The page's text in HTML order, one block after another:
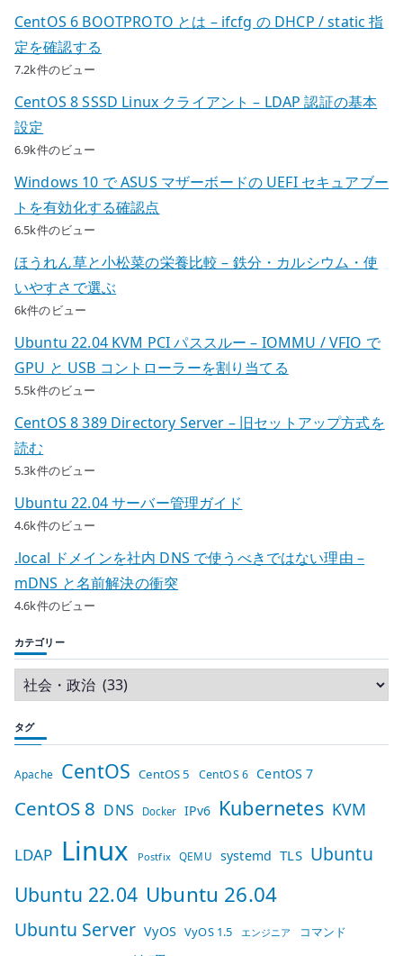
CentOS 6 BOOTPROTO とは – ifcfg の DHCP / static 指
定を確認する
7.2k件のビュー
CentOS 8 SSSD Linux クライアント – LDAP 認証の基本
設定
6.9k件のビュー
Windows 10 で ASUS マザーボードの UEFI セキュアブー
トを有効化する確認点
6.5k件のビュー
ほうれん草と小松菜の栄養比較 – 鉄分・カルシウム・使
いやすさで選ぶ
6k件のビュー
Ubuntu 22.04 KVM PCI パススルー – IOMMU / VFIO で
GPU と USB コントローラーを割り当てる
5.5k件のビュー
CentOS 8 389 Directory Server – 旧セットアップ方式を
読む
5.3k件のビュー
Ubuntu 22.04 サーバー管理ガイド
4.6k件のビュー
.local ドメインを社内 DNS で使うべきではない理由 –
mDNS と名前解決の衝突
4.6k件のビュー
カテゴリー
タグ
Apache CentOS CentOS 5 CentOS 6 CentOS 7
CentOS 8 DNS Docker IPv6 Kubernetes KVM
LDAP Linux Postfix QEMU systemd TLS Ubuntu
Ubuntu 22.04 Ubuntu 26.04
Ubuntu Server VyOS VyOS 1.5 エンジニア コマンド